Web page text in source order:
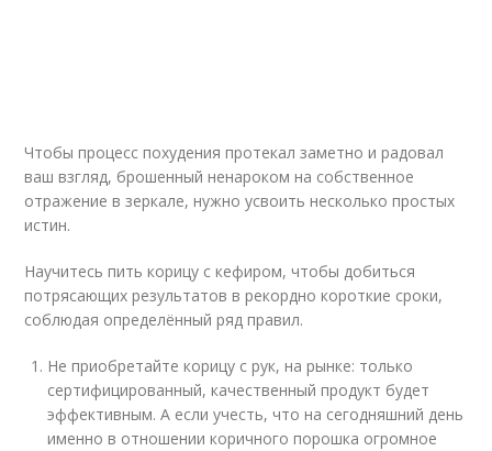
Чтобы процесс похудения протекал заметно и радовал
ваш взгляд, брошенный ненароком на собственное
отражение в зеркале, нужно усвоить несколько простых
истин.
Научитесь пить корицу с кефиром, чтобы добиться
потрясающих результатов в рекордно короткие сроки,
соблюдая определённый ряд правил.
Не приобретайте корицу с рук, на рынке: только
сертифицированный, качественный продукт будет
эффективным. А если учесть, что на сегодняшний день
именно в отношении коричного порошка огромное